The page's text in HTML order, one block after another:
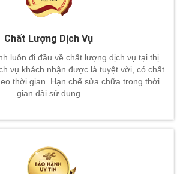
Chất Lượng Dịch Vụ
luôn đi đầu về chất lượng dịch vụ tại thị
vụ khách nhận được là tuyệt vời, có chất
thời gian. Hạn chế sửa chữa trong thời
gian dài sử dụng